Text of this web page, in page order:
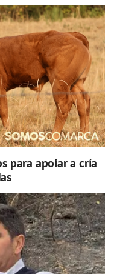
para apoiar a cría